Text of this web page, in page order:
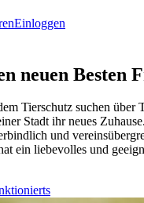
Einloggen
neuen Besten
Tierschutz suchen über
Stadt ihr neues
und
ein liebevolles und